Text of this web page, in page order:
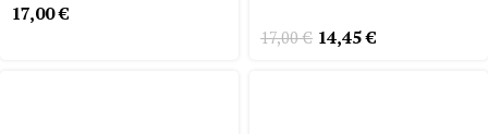
17,00€
17,00€ 14,45€